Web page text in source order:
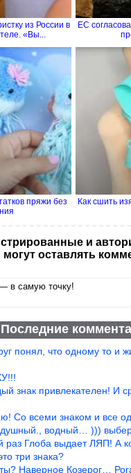
из России в
«Вы...
ЕС
пряжи без
Как сшить
и
оставлять
в самую точку!
Последние
понял, что одному то и
привлекателен! И среди
Со всеми знаком и все
водный… )))
Глоба выдает ЛЯП! А
три знака?
Наверное Козерог… Рога